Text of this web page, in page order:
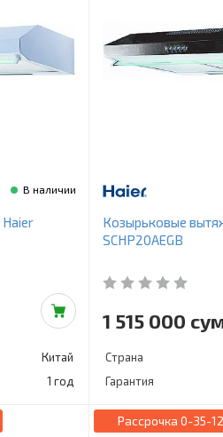
В наличии
Китай
1 год
Козырьковые
SCHP20AEGB
1 515 000
Страна
Гарантия
Рассрочка 0-35-12